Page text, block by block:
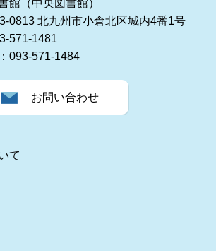
館（中央図書館）
0813 北九州市小倉北区城内4番1号
571-1481
093-571-1484
お問い合わせ
て